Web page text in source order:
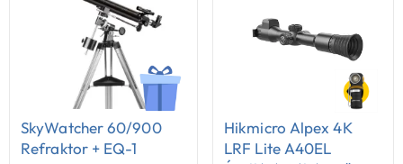
SkyWatcher 60/900
Refraktor + EQ-1
Hikmicro Alpex 4K
LRF Lite A40EL